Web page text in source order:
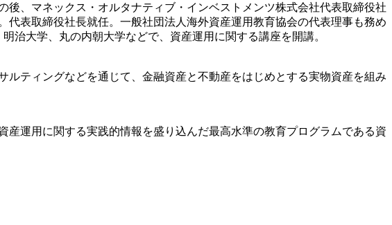
、マネックス・オルタナティブ・インベストメンツ株式会社代表取締役社
表取締役社長就任。一般社団法人海外資産運用教育協会の代表理事も務め
治大学、丸の内朝大学などで、資産運用に関する講座を開講。
ティングなどを通じて、金融資産と不動産をはじめとする実物資産を組み
運用に関する実践的情報を盛り込んだ最高水準の教育プログラムである資